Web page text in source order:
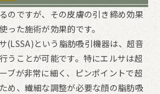
のですが、その皮膚の引き締め効果
った施術が効果的です。
(LSSA)という脂肪吸引機器は、超音
うことが可能です。特にエルサは超
ブが非常に細く、ピンポイントで超
め、繊細な調整が必要な顔の脂肪吸